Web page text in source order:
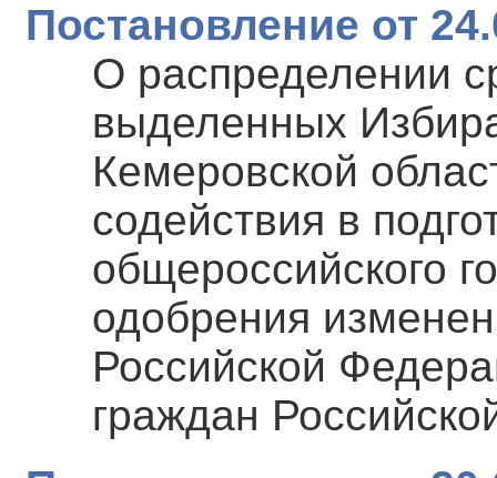
Постановление от
О распределении
выделенных
Кемеровской
содействия в
общероссийского
одобрения
Российской
граждан